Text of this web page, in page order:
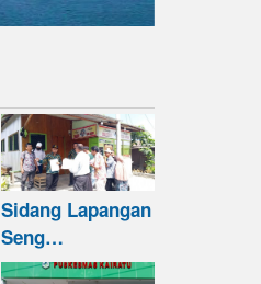
Sidang Lapangan
Seng…